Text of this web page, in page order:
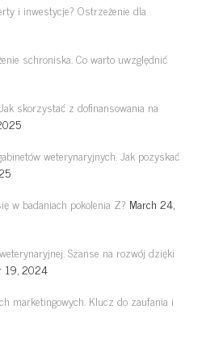
i inwestycje? Ostrzeżenie dla
schroniska. Co warto uwzględnić
skorzystać z dofinansowania na
weterynaryjnych. Jak pozyskać
w badaniach pokolenia Z? March 24,
Szanse na rozwój dzięki
19, 2024
marketingowych. Klucz do zaufania i